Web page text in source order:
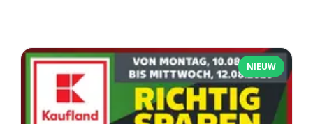
NIEUW